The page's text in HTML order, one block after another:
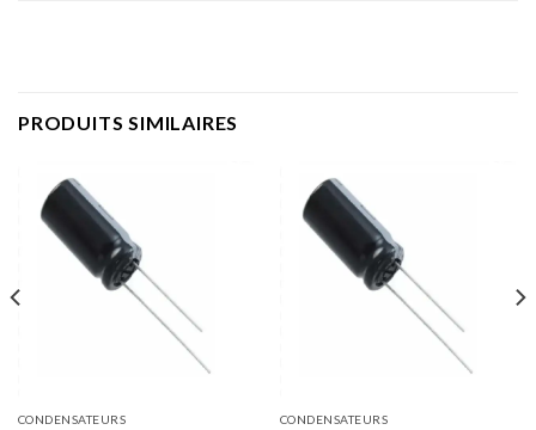
PRODUITS SIMILAIRES
CONDENSATEURS CONDENSATEURS